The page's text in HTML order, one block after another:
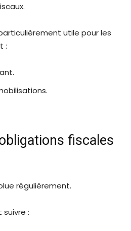
utile pour les
:
fiscales
régulièrement.
: